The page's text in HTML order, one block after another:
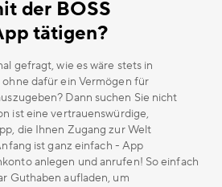
der BOSS
tätigen?
gefragt, wie es wäre stets in
dafür ein Vermögen für
Dann suchen Sie nicht
ist eine vertrauenswürdige,
die Ihnen Zugang zur Welt
ist ganz einfach - App
anlegen und anrufen! So einfach
Guthaben aufladen, um